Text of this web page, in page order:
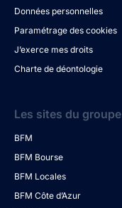
Données personnelles
Paramétrage des cookies
J’exerce mes droits
Charte de déontologie
Les sites du groupe
BFM
BFM Bourse
BFM Locales
BFM Côte d’Azur